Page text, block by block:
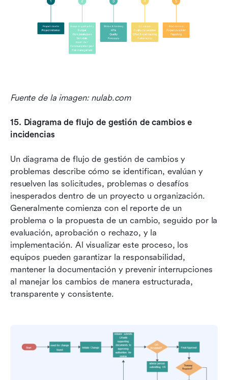
Fuente de la imagen: nulab.com
15. Diagrama de flujo de gestión de cambios e
incidencias
Un diagrama de flujo de gestión de cambios y
problemas describe cómo se identifican, evalúan y
resuelven las solicitudes, problemas o desafíos
inesperados dentro de un proyecto u organización.
Generalmente comienza con el reporte de un
problema o la propuesta de un cambio, seguido por la
evaluación, aprobación o rechazo, y la
implementación. Al visualizar este proceso, los
equipos pueden garantizar la responsabilidad,
mantener la documentación y prevenir interrupciones
al manejar los cambios de manera estructurada,
transparente y consistente.